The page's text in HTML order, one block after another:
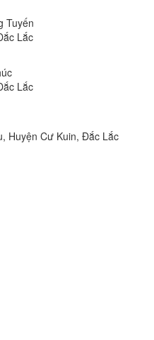
Tuyến
Lắc
Lắc
Huyện Cư Kuin, Đắc Lắc